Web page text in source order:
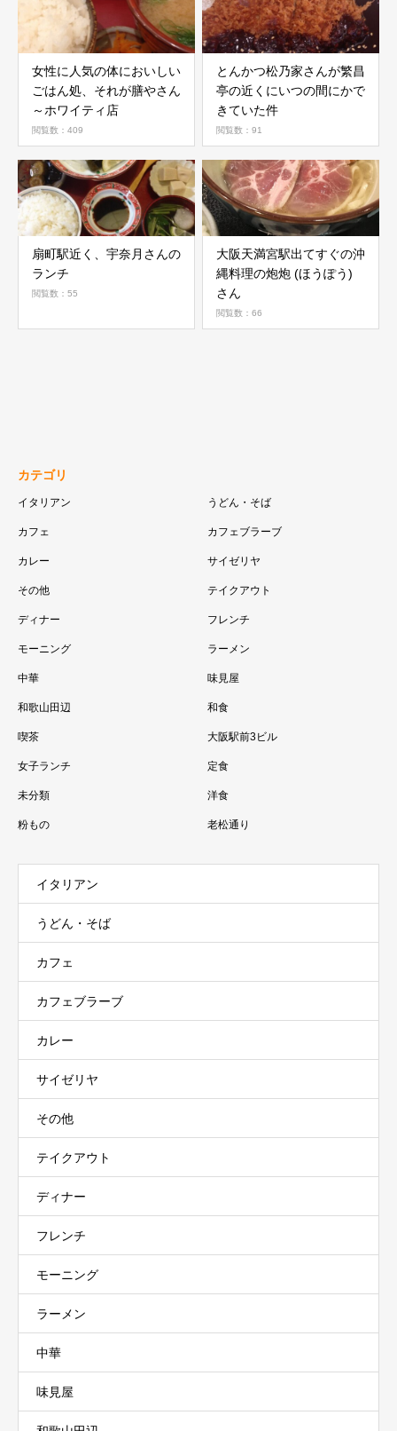
女性に人気の体においしい
ごはん処、それが膳やさん
～ホワイティ店
閲覧数：409
とんかつ松乃家さんが繁昌
亭の近くにいつの間にかで
きていた件
閲覧数：91
扇町駅近く、宇奈月さんの
ランチ
閲覧数：55
大阪天満宮駅出てすぐの沖
縄料理の炮炮 (ほうぽう)
さん
閲覧数：66
カテゴリ
イタリアン うどん・そば
カフェ カフェブラーブ
カレー サイゼリヤ
その他 テイクアウト
ディナー フレンチ
モーニング ラーメン
中華 味見屋
和歌山田辺 和食
喫茶 大阪駅前3ビル
女子ランチ 定食
未分類 洋食
粉もの 老松通り
イタリアン
うどん・そば
カフェ
カフェブラーブ
カレー
サイゼリヤ
その他
テイクアウト
ディナー
フレンチ
モーニング
ラーメン
中華
味見屋